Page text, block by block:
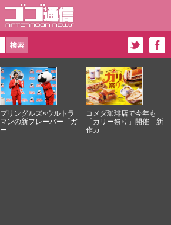
プリングルズ×ウルトラ
マンの新フレーバー「ガ
ー...
コメダ珈琲店で今年も
「カリー祭り」開催 新
作カ...